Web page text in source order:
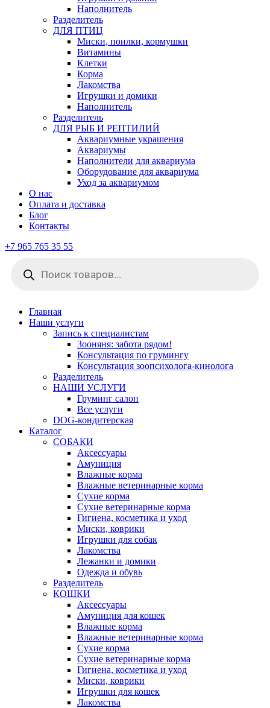
Наполнитель
Разделитель
ДЛЯ ПТИЦ
Миски, поилки, кормушки
Витамины
Клетки
Корма
Лакомства
Игрушки и домики
Наполнитель
Разделитель
ДЛЯ РЫБ И РЕПТИЛИЙ
Аквариумные украшения
Аквариумы
Наполнители для аквариума
Оборудование для аквариума
Уход за аквариумом
О нас
Оплата и доставка
Блог
Контакты
+7 965 765 35 55
товаров
Главная
Наши услуги
Запись к специалистам
Зооняня: забота рядом!
Консультация по грумингу
Консультация зоопсихолога-кинолога
Pазделитель
НАШИ УСЛУГИ
Груминг салон
Все услуги
DOG-кондитерская
Каталог
СОБАКИ
Аксессуары
Амуниция
Влажные корма
Влажные ветеринарные корма
Сухие корма
Сухие ветеринарные корма
Гигиена, косметика и уход
Миски, коврики
Игрушки для собак
Лакомства
Лежанки и домики
Одежда и обувь
Разделитель
КОШКИ
Аксессуары
Амуниция для кошек
Влажные корма
Влажные ветеринарные корма
Сухие корма
Сухие ветеринарные корма
Гигиена, косметика и уход
Миски, коврики
Игрушки для кошек
Лакомства